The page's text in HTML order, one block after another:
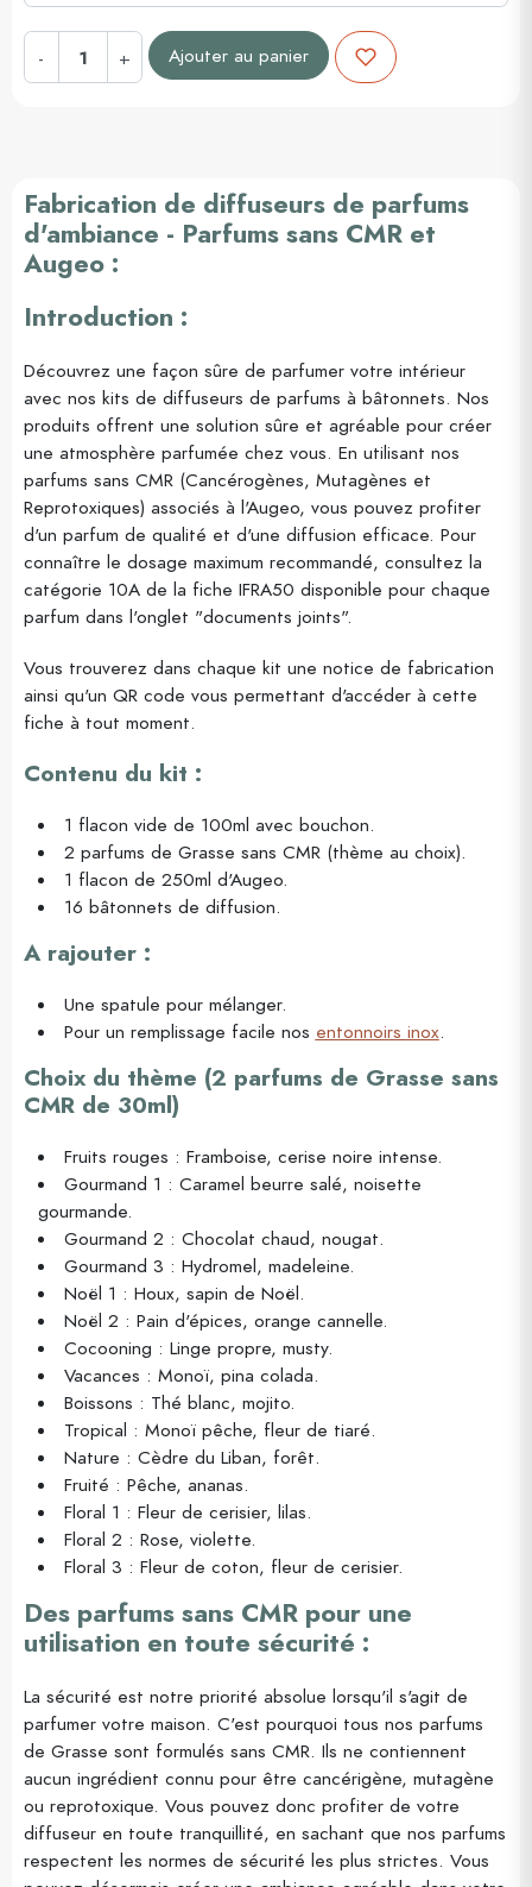
- + Ajouter au panier
Fabrication de diffuseurs de parfums
d'ambiance - Parfums sans CMR et
Augeo :
Introduction :
Découvrez une façon sûre de parfumer votre intérieur
avec nos kits de diffuseurs de parfums à bâtonnets. Nos
produits offrent une solution sûre et agréable pour créer
une atmosphère parfumée chez vous. En utilisant nos
parfums sans CMR (Cancérogènes, Mutagènes et
Reprotoxiques) associés à l'Augeo, vous pouvez profiter
d'un parfum de qualité et d'une diffusion efficace. Pour
connaître le dosage maximum recommandé, consultez la
catégorie 10A de la fiche IFRA50 disponible pour chaque
parfum dans l'onglet "documents joints".
Vous trouverez dans chaque kit une notice de fabrication
ainsi qu'un QR code vous permettant d'accéder à cette
fiche à tout moment.
Contenu du kit :
1 flacon vide de 100ml avec bouchon.
2 parfums de Grasse sans CMR (thème au choix).
1 flacon de 250ml d'Augeo.
16 bâtonnets de diffusion.
A rajouter :
Une spatule pour mélanger.
Pour un remplissage facile nos entonnoirs inox.
Choix du thème (2 parfums de Grasse sans
CMR de 30ml)
Fruits rouges : Framboise, cerise noire intense.
Gourmand 1 : Caramel beurre salé, noisette
gourmande.
Gourmand 2 : Chocolat chaud, nougat.
Gourmand 3 : Hydromel, madeleine.
Noël 1 : Houx, sapin de Noël.
Noël 2 : Pain d'épices, orange cannelle.
Cocooning : Linge propre, musty.
Vacances : Monoï, pina colada.
Boissons : Thé blanc, mojito.
Tropical : Monoï pêche, fleur de tiaré.
Nature : Cèdre du Liban, forêt.
Fruité : Pêche, ananas.
Floral 1 : Fleur de cerisier, lilas.
Floral 2 : Rose, violette.
Floral 3 : Fleur de coton, fleur de cerisier.
Des parfums sans CMR pour une
utilisation en toute sécurité :
La sécurité est notre priorité absolue lorsqu'il s'agit de
parfumer votre maison. C'est pourquoi tous nos parfums
de Grasse sont formulés sans CMR. Ils ne contiennent
aucun ingrédient connu pour être cancérigène, mutagène
ou reprotoxique. Vous pouvez donc profiter de votre
diffuseur en toute tranquillité, en sachant que nos parfums
respectent les normes de sécurité les plus strictes. Vous